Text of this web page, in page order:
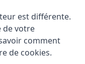
est différente.
de votre
comment
de cookies.